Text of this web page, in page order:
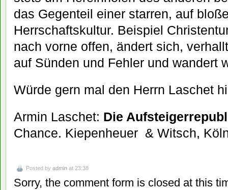
das Gegenteil einer starren, auf
Herrschaftskultur. Beispiel
nach vorne offen, ändert sich,
auf Sünden und Fehler und wandert
Würde gern mal den Herrn Laschet
Armin Laschet: Die
Chance. Kiepenheuer & Witsch,
Posted by admin at 23:38
Sorry, the comment form is closed at this